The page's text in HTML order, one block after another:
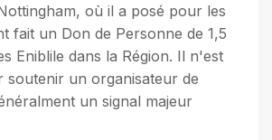
où il a posé pour les
fait un Don de Personne de 1,5
Eniblile dans la Région. Il n'est
un organisateur de
un signal majeur